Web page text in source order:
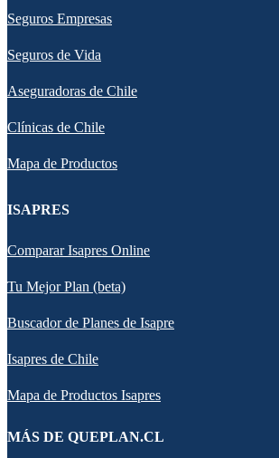
Seguros Empresas
Seguros de Vida
Aseguradoras de Chile
Clínicas de Chile
Mapa de Productos
ISAPRES
Comparar Isapres Online
Tu Mejor Plan (beta)
Buscador de Planes de Isapre
Isapres de Chile
Mapa de Productos Isapres
MÁS DE QUEPLAN.CL